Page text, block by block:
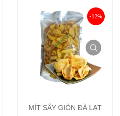
-12%
MÍT SẤY GIÒN ĐÀ LẠT